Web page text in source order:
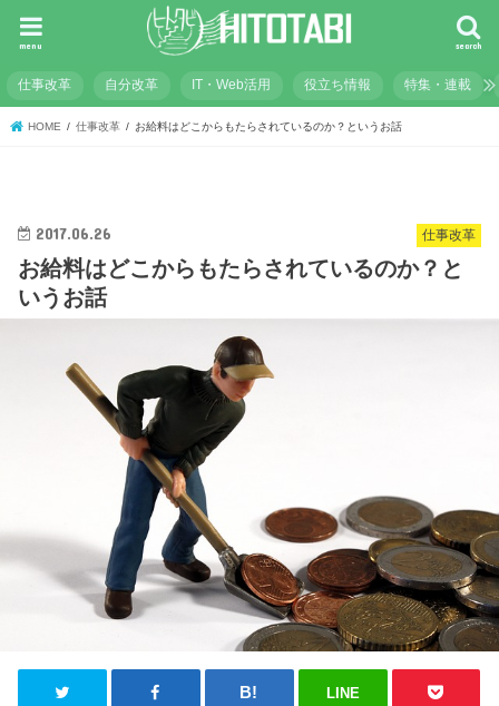
search
menu
仕事改革 自分改革 IT・Web活用 役立ち情報 特集・連載
HOME 仕事改革 お給料はどこからもたらされているのか？というお話
仕事改革
2017.06.26
お給料はどこからもたらされているのか？と
いうお話
LINE